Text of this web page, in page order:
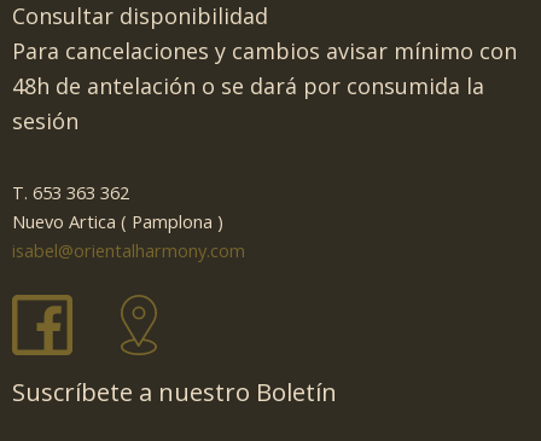
Consultar disponibilidad
Para cancelaciones y cambios avisar mínimo con
48h de antelación o se dará por consumida la
sesión
T. 653 363 362
Nuevo Artica ( Pamplona )
isabel@orientalharmony.com
Suscríbete a nuestro Boletín